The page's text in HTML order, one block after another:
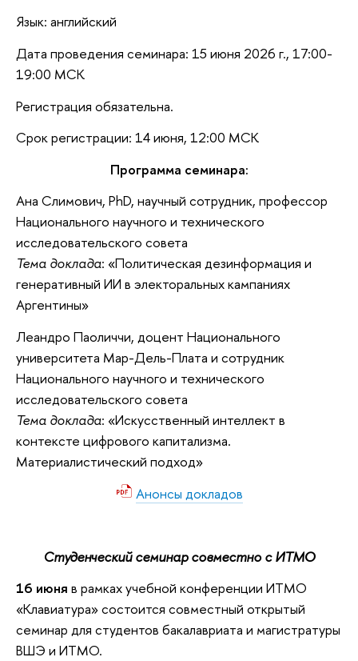
Язык: английский
Дата проведения семинара: 15 июня 2026 г., 17:00-
19:00 МСК
Регистрация обязательна.
Срок регистрации: 14 июня, 12:00 МСК
Программа семинара:
Ана Слимович, PhD, научный сотрудник, профессор
Национального научного и технического
исследовательского совета
Тема доклада: «Политическая дезинформация и
генеративный ИИ в электоральных кампаниях
Аргентины»
Леандро Паоличчи, доцент Национального
университета Мар-Дель-Плата и сотрудник
Национального научного и технического
исследовательского совета
Тема доклада: «Искусственный интеллект в
контексте цифрового капитализма.
Материалистический подход»
Анонсы докладов
Студенческий семинар совместно с ИТМО
16 июня в рамках учебной конференции ИТМО
«Клавиатура» состоится совместный открытый
семинар для студентов бакалавриата и магистратуры
ВШЭ и ИТМО.